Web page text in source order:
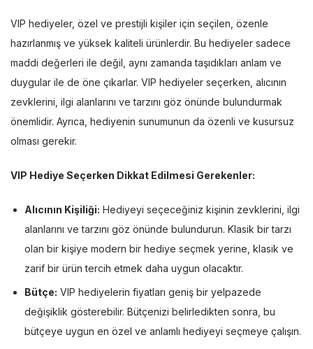
VIP hediyeler, özel ve prestijli kişiler için seçilen, özenle
hazırlanmış ve yüksek kaliteli ürünlerdir. Bu hediyeler sadece
maddi değerleri ile değil, aynı zamanda taşıdıkları anlam ve
duygular ile de öne çıkarlar. VIP hediyeler seçerken, alıcının
zevklerini, ilgi alanlarını ve tarzını göz önünde bulundurmak
önemlidir. Ayrıca, hediyenin sunumunun da özenli ve kusursuz
olması gerekir.
VIP Hediye Seçerken Dikkat Edilmesi Gerekenler:
Alıcının Kişiliği: Hediyeyi seçeceğiniz kişinin zevklerini, ilgi
alanlarını ve tarzını göz önünde bulundurun. Klasik bir tarzı
olan bir kişiye modern bir hediye seçmek yerine, klasik ve
zarif bir ürün tercih etmek daha uygun olacaktır.
Bütçe: VIP hediyelerin fiyatları geniş bir yelpazede
değişiklik gösterebilir. Bütçenizi belirledikten sonra, bu
bütçeye uygun en özel ve anlamlı hediyeyi seçmeye çalışın.